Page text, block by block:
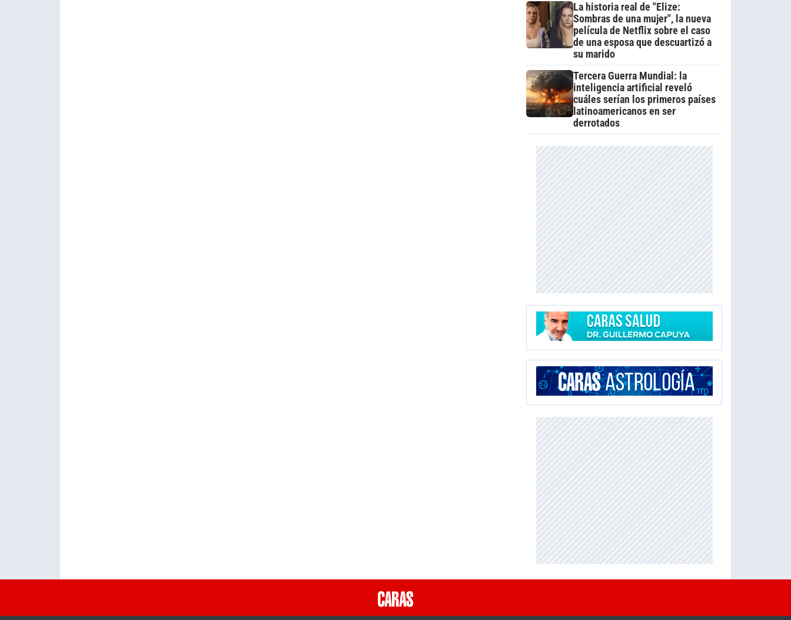
La historia real de "Elize:
Sombras de una mujer", la nueva
película de Netflix sobre el caso
de una esposa que descuartizó a
su marido
Tercera Guerra Mundial: la
inteligencia artificial reveló
cuáles serían los primeros países
latinoamericanos en ser
derrotados